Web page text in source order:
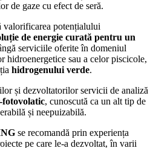
de gaze cu efect de seră.
valorificarea potențialului
de energie curată pentru un
serviciile oferite în domeniul
hidroenergetice sau a celor piscicole,
hidrogenului verde.
și dezvoltatorilor servicii de analiză
fotovolatic, cunoscută ca un alt tip de
și neepuizabilă.
se recomandă prin experiența
pe care le-a dezvoltat, în varii